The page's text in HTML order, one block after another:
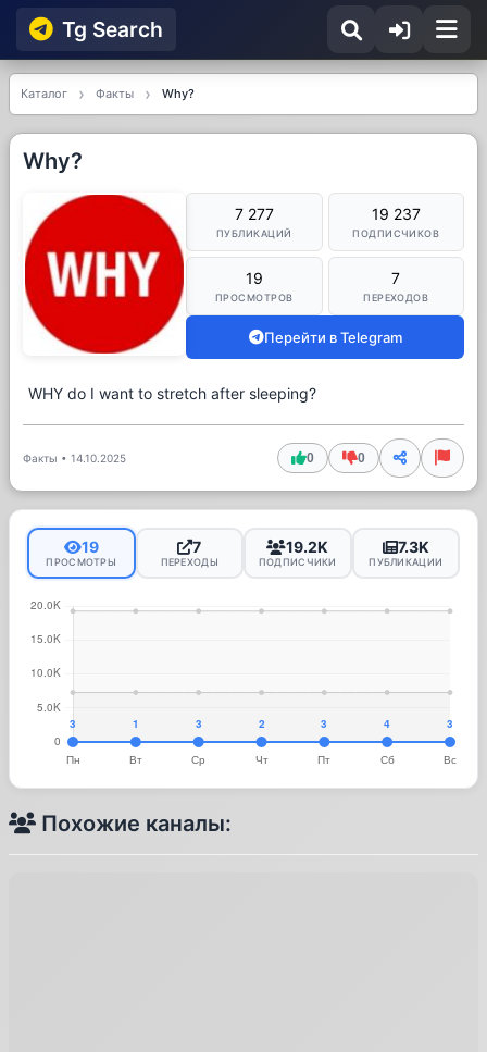
Tg Searсh
Каталог Факты Why?
Why?
7 277
ПУБЛИКАЦИЙ
19 237
ПОДПИСЧИКОВ
19
ПРОСМОТРОВ
7
ПЕРЕХОДОВ
Перейти в Telegram
WHY do I want to stretch after sleeping?
Факты • 14.10.2025 0 0
19
ПРОСМОТРЫ
7
ПЕРЕХОДЫ
19.2K
ПОДПИСЧИКИ
7.3K
ПУБЛИКАЦИИ
Похожие каналы: